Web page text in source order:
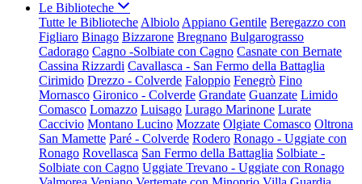
Le Biblioteche
Tutte le Biblioteche Albiolo Appiano Gentile Beregazzo con
Figliaro Binago Bizzarone Bregnano Bulgarograsso
Cadorago Cagno -Solbiate con Cagno Casnate con Bernate
Cassina Rizzardi Cavallasca - San Fermo della Battaglia
Cirimido Drezzo - Colverde Faloppio Fenegrò Fino
Mornasco Gironico - Colverde Grandate Guanzate Limido
Comasco Lomazzo Luisago Lurago Marinone Lurate
Caccivio Montano Lucino Mozzate Olgiate Comasco Oltrona
San Mamette Paré - Colverde Rodero Ronago - Uggiate con
Ronago Rovellasca San Fermo della Battaglia Solbiate -
Solbiate con Cagno Uggiate Trevano - Uggiate con Ronago